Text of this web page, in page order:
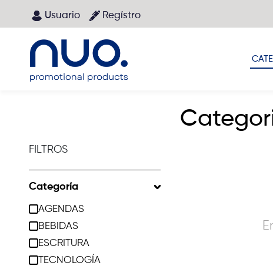
Usuario Regístro
FILTROS
Categoría
AGENDAS
BEBIDAS
ESCRITURA
TECNOLOGÍA